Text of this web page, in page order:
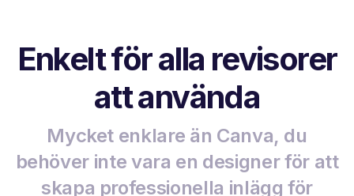
Enkelt för alla revisorer
att använda
Mycket enklare än Canva, du
behöver inte vara en designer för att
skapa professionella inlägg för